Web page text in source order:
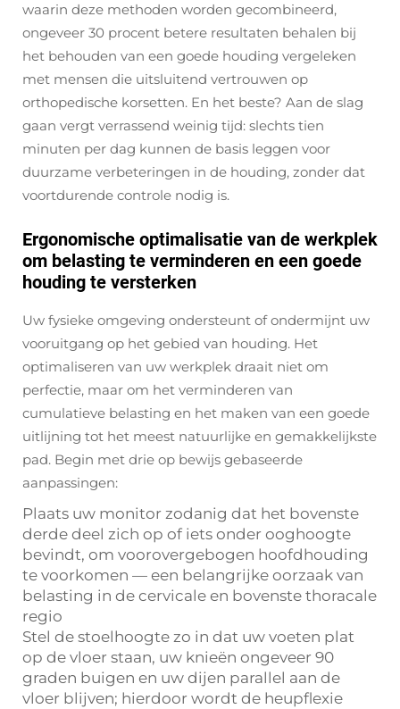
waarin deze methoden worden gecombineerd,
ongeveer 30 procent betere resultaten behalen bij
het behouden van een goede houding vergeleken
met mensen die uitsluitend vertrouwen op
orthopedische korsetten. En het beste? Aan de slag
gaan vergt verrassend weinig tijd: slechts tien
minuten per dag kunnen de basis leggen voor
duurzame verbeteringen in de houding, zonder dat
voortdurende controle nodig is.
Ergonomische optimalisatie van de werkplek
om belasting te verminderen en een goede
houding te versterken
Uw fysieke omgeving ondersteunt of ondermijnt uw
vooruitgang op het gebied van houding. Het
optimaliseren van uw werkplek draait niet om
perfectie, maar om het verminderen van
cumulatieve belasting en het maken van een goede
uitlijning tot het meest natuurlijke en gemakkelijkste
pad. Begin met drie op bewijs gebaseerde
aanpassingen:
Plaats uw monitor zodanig dat het bovenste
derde deel zich op of iets onder ooghoogte
bevindt, om voorovergebogen hoofdhouding
te voorkomen — een belangrijke oorzaak van
belasting in de cervicale en bovenste thoracale
regio
Stel de stoelhoogte zo in dat uw voeten plat
op de vloer staan, uw knieën ongeveer 90
graden buigen en uw dijen parallel aan de
vloer blijven; hierdoor wordt de heupflexie